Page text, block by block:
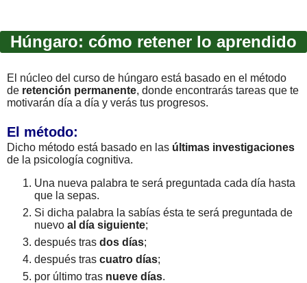
Húngaro: cómo retener lo aprendido
El núcleo del curso de húngaro está basado en el método
de retención permanente, donde encontrarás tareas que te
motivarán día a día y verás tus progresos.
El método:
Dicho método está basado en las últimas investigaciones
de la psicología cognitiva.
Una nueva palabra te será preguntada cada día hasta
que la sepas.
Si dicha palabra la sabías ésta te será preguntada de
nuevo al día siguiente;
después tras dos días;
después tras cuatro días;
por último tras nueve días.